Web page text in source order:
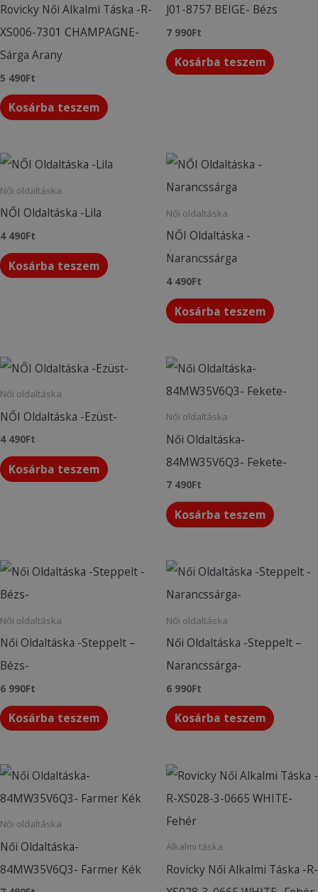
Rovicky Női Alkalmi Táska -R-
XS006-7301 CHAMPAGNE-
Sárga Arany
5 490Ft
Kosárba teszem
J01-8757 BEIGE- Bézs
7 990Ft
Kosárba teszem
Női oldaltáska
NŐI Oldaltáska -Lila
4 490Ft
Kosárba teszem
Női oldaltáska
NŐI Oldaltáska -
Narancssárga
4 490Ft
Kosárba teszem
Női oldaltáska
NŐI Oldaltáska -Ezüst-
4 490Ft
Kosárba teszem
Női oldaltáska
Női Oldaltáska-
84MW35V6Q3- Fekete-
7 490Ft
Kosárba teszem
Női oldaltáska
Női Oldaltáska -Steppelt –
Bézs-
6 990Ft
Kosárba teszem
Női oldaltáska
Női Oldaltáska -Steppelt –
Narancssárga-
6 990Ft
Kosárba teszem
Női oldaltáska
Női Oldaltáska-
84MW35V6Q3- Farmer Kék
Alkalmi táska
Rovicky Női Alkalmi Táska -R-